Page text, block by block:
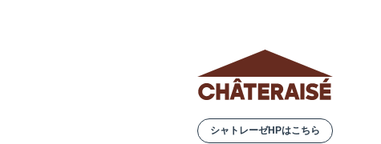
シャトレーゼHPはこちら